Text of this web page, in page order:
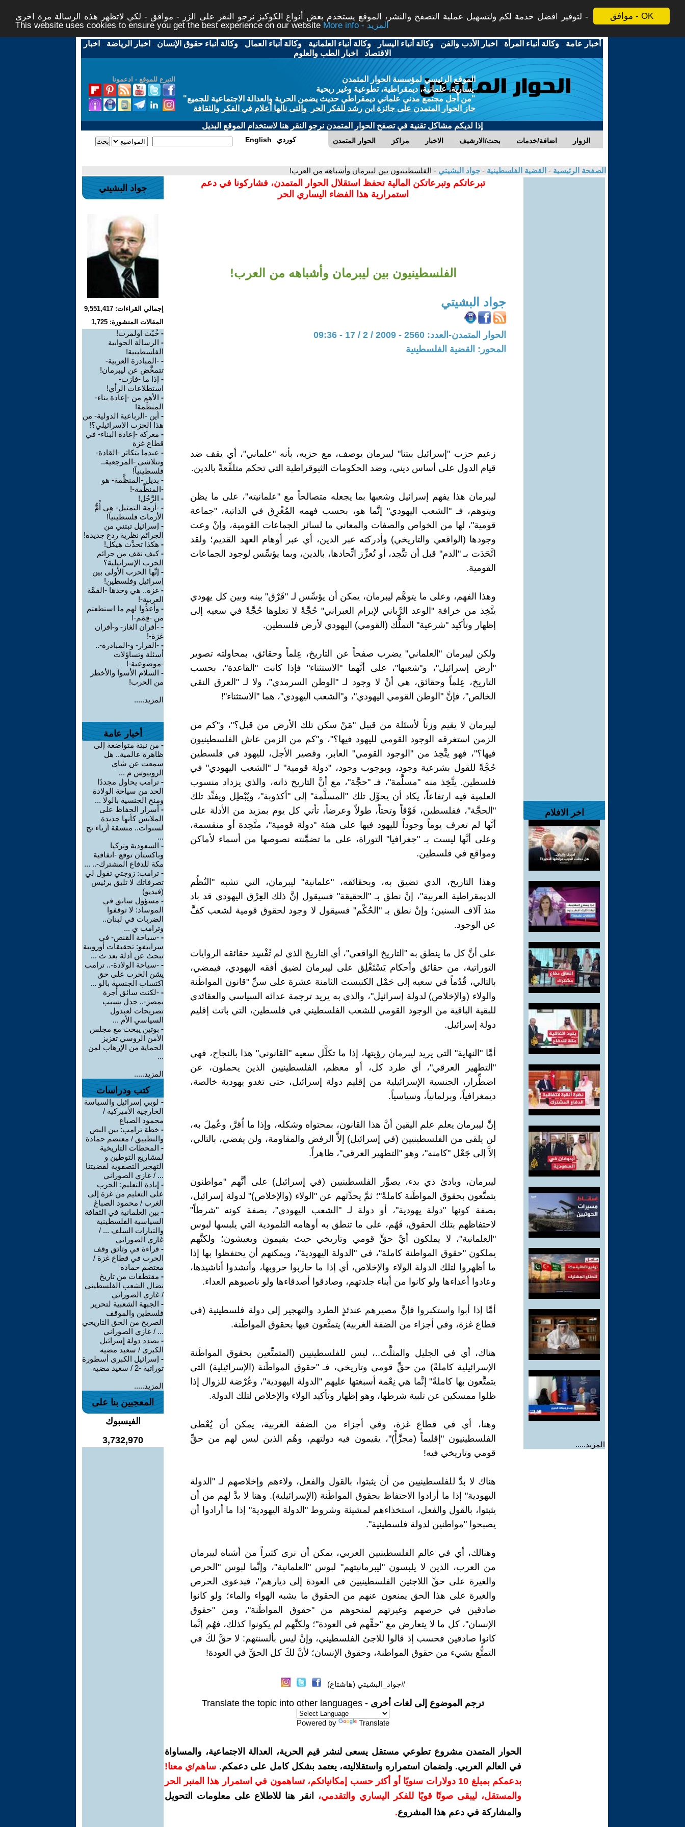
موافق - OK
لتوفير افضل خدمة لكم ولتسهيل عملية التصفح والنشر، الموقع يستخدم بعض أنواع الكوكيز نرجو النقر على الزر - موافق - لكي لاتظهر هذه الرسالة مرة اخرى -
This website uses cookies to ensure you get the best experience on our website
More info - المزيد
أخبار عامة -وكالة أنباء المرأة - اخبار الأدب والفن -وكالة أنباء اليسار -وكالة أنباء العلمانية -وكالة أنباء العمال -وكالة أنباء حقوق الإنسان - اخبار الرياضة - اخبار
الاقتصاد - اخبار الطب والعلوم
التبرع للموقع - ادعمونا
الموقع الرئيسي لمؤسسة الحوار المتمدن
يسارية، علمانية، ديمقراطية، تطوعية وغير ربحية
"من أجل مجتمع مدني علماني ديمقراطي حديث يضمن الحرية والعدالة الاجتماعية للجميع"
حاز الحوار المتمدن على جائزة ابن رشد للفكر الحر والتى نالها أعلام في الفكر والثقافة
إذا لديكم مشاكل تقنية في تصفح الحوار المتمدن نرجو النقر هنا لاستخدام الموقع البديل
الحوار المتمدن مراكز الاخبار بحث/الارشيف اضافة/خدمات الزوار English كوردي
الصفحة الرئيسية - القضية الفلسطينية - جواد البشيتي - الفلسطينيون بين ليبرمان وأشباهه من العرب!
اخر الافلام
المزيد.....
تبرعاتكم وتبرعاتكن المالية تحفظ استقلال الحوار المتمدن، فشاركونا في دعم
استمرارية هذا الفضاء اليساري الحر
الفلسطينيون بين ليبرمان وأشباهه من العرب!
جواد البشيتي
الحوار المتمدن-العدد: 2560 - 2009 / 2 / 17 - 09:36
المحور: القضية الفلسطينية
زعيم حزب "إسرائيل بيتنا" ليبرمان يوصف، مع حزبه، بأنه "علماني"، أي يقف ضد
قيام الدول على أساس ديني، وضد الحكومات الثيوقراطية التي تحكم متلفِّعةً بالدين.
ليبرمان هذا يفهم إسرائيل وشعبها بما يجعله متصالحاً مع "علمانيته"، على ما يظن
ويتوهم، فـ "الشعب اليهودي" إنَّما هو، بحسب فهمه المُغْرِق في الذاتية، "جماعة
قومية"، لها من الخواص والصفات والمعاني ما لسائر الجماعات القومية، وإنْ وعت
وجودها (الواقعي والتاريخي) وأدركته عبر الدين، أي عبر أوهام العهد القديم؛ ولقد
اتَّحَدَت بـ "الدم" قبل أن تتَّحِد، أو تُعزِّز اتِّحادها، بالدين، وبما يؤسِّس لوجود الجماعات
القومية.
وهذا الفهم، وعلى ما يتوهَّم ليبرمان، يمكن أن يؤسِّس لـ "فَرْق" بينه وبين كل يهودي
يتَّخِذ من خرافة "الوعد الرَّباني لإبرام العبراني" حُجَّةً لا تعلوها حُجَّةً في سعيه إلى
إظهار وتأكيد "شرعية" التملُّك (القومي) اليهودي لأرض فلسطين.
ولكن ليبرمان "العلماني" يضرب صفحاً عن التاريخ، عِلماً وحقائق، بمحاولته تصوير
"أرض إسرائيل"، و"شعبها"، على أنَّهما "الاستثناء" فإذا كانت "القاعدة"، بحسب
التاريخ، عِلماً وحقائق، هي أنْ لا وجود لـ "الوطن السرمدي"، ولا لـ "العرق النقي
الخالص"، فإنَّ "الوطن القومي اليهودي"، و"الشعب اليهودي"، هما "الاستثناء"!
ليبرمان لا يقيم وزناً لأسئلة من قبيل "مَنْ سكن تلك الأرض من قبل؟"، و"كم من
الزمن استغرقه الوجود القومي لليهود فيها؟"، و"كم من الزمن عاش الفلسطينيون
فيها؟"، فهو يتَّخِذ من "الوجود القومي" العابر، وقصير الأجل، لليهود في فلسطين
حُجَّةً للقول بشرعية وجود، وبوجوب وجود، "دولة قومية" لـ "الشعب اليهودي" في
فلسطين. يتَّخِذ منه "مسلَّمة"، فـ "حجَّة"، مع أنَّ التاريخ ذاته، والذي يزداد منسوب
العلمية فيه ارتفاعاً، يكاد أن يحوِّل تلك "المسلَّمة" إلى "أكذوبة"، ويُبْطِل ويفنِّد تلك
"الحجَّة"، ففلسطين، فَوْقاً وتحتاً، طولاً وعرضاً، تأتي كل يوم بمزيد من الأدلة على
أنَّها لم تعرف يوماً وجوداً لليهود فيها على هيئة "دولة قومية"، متَّحِدة أو منقسمة،
وعلى أنَّها ليست بـ "جغرافيا" التوراة، على ما تضمَّنته نصوصها من أسماء لأماكن
ومواقع في فلسطين.
وهذا التاريخ، الذي تضيق به، وبحقائقه، "علمانية" ليبرمان، التي تشبه "النُظُم
الديمقراطية العربية"، إنْ نطق بـ "الحقيقة" فسيقول إنَّ ذلك العِرْق اليهودي قد باد
منذ آلاف السنين؛ وإنْ نطق بـ "الحُكْم" فسيقول لا وجود لحقوق قومية لشعب كفَّ
عن الوجود.
على أنَّ كل ما ينطق به "التاريخ الواقعي"، أي التاريخ الذي لم تُفْسِد حقائقه الروايات
التوراتية، من حقائق وأحكام يَسْتَغْلِق على ليبرمان لضيق أفقه اليهودي، فيمضي،
بالتالي، قُدُماً في سعيه إلى حَمْل الكنيست الثامنة عشرة على سنِّ "قانون المواطَنة
والولاء (والإخلاص) لدولة إسرائيل"، والذي به يريد ترجمة عدائه السياسي والعقائدي
للبقية الباقية من الوجود القومي للشعب الفلسطيني في فلسطين، التي باتت إقليم
دولة إسرائيل.
أمَّا "النهاية" التي يريد ليبرمان رؤيتها، إذا ما تكلَّل سعيه "القانوني" هذا بالنجاح، فهي
"التطهير العرقي"، أي طرد كل، أو معظم، الفلسطينيين الذين يحملون، عن
اضطِّرار، الجنسية الإسرائيلية من إقليم دولة إسرائيل، حتى تغدو يهودية خالصة،
ديمغرافياً، وبرلمانياً، وسياسياً.
إنَّ ليبرمان يعلم علم اليقين أنَّ هذا القانون، بمحتواه وشكله، وإذا ما اُقرَّ، وعُمِلَ به،
لن يلقى من الفلسطينيين (في إسرائيل) إلاَّ الرفض والمقاومة، ولن يفضي، بالتالي،
إلاَّ إلى جَعْل "كامنه"، وهو "التطهير العرقي"، ظاهراً.
ليبرمان، وبادئ ذي بدء، يصوِّر الفلسطينيين (في إسرائيل) على أنَّهم "مواطنون
يتمتَّعون بحقوق المواطَنة كاملةً"؛ ثمَّ يحدِّثهم عن "الولاء (والإخلاص)" لدولة إسرائيل،
بصفة كونها "دولة يهودية"، أو دولة لـ "الشعب اليهودي"، بصفة كونه "شرطاً"
لاحتفاظهم بتلك الحقوق، فَهُم، على ما تنطق به أوهامه التلمودية التي يلبسها لبوس
"العلمانية"، لا يملكون أيَّ حقٍّ قومي وتاريخي حيث يقيمون ويعيشون؛ ولكنَّهم
يملكون "حقوق المواطنة كاملة"، في "الدولة اليهودية"، ويمكنهم أن يحتفظوا بها إذا
ما أظهروا لتلك الدولة الولاء والإخلاص، أي إذا ما حاربوا حروبها، وأنشدوا أناشيدها،
وعادوا أعداءها ولو كانوا من أبناء جلدتهم، وصادقوا أصدقاءها ولو ناصبوهم العداء.
أمَّا إذا أبوا واستكبروا فإنَّ مصيرهم عندئذٍ الطرد والتهجير إلى دولة فلسطينية (في
قطاع غزة، وفي أجزاء من الضفة الغربية) يتمتَّعون فيها بحقوق المواطَنة.
هناك، أي في الجليل والمثلَّث..، ليس للفلسطينيين (المتمتِّعين بحقوق المواطَنة
الإسرائيلية كاملةً) من حقٍّ قومي وتاريخي، فـ "حقوق المواطَنة (الإسرائيلية) التي
يتمتَّعون بها كاملةً" إنَّما هي نِعْمة أسبغتها عليهم "الدولة اليهودية"، وعُرْضة للزوال إذا
ظلوا ممسكين عن تلبية شرطها، وهو إظهار وتأكيد الولاء والإخلاص لتلك الدولة.
وهنا، أي في قطاع غزة، وفي أجزاء من الضفة الغربية، يمكن أن يُعْطى
الفلسطينيون "إقليماً (مجزَّأً)"، يقيمون فيه دولتهم، وهُم الذين ليس لهم من حقِّ
قومي وتاريخي فيه!
هناك لا بدَّ للفلسطينيين من أن يثبتوا، بالقول والفعل، ولاءهم وإخلاصهم لـ "الدولة
اليهودية" إذا ما أرادوا الاحتفاظ بحقوق المواطَنة (الإسرائيلية). وهنا لا بدَّ لهم من أن
يثبتوا، بالقول والفعل، استخذاءهم لمشيئة وشروط "الدولة اليهودية" إذا ما أرادوا أن
يصبحوا "مواطنين لدولة فلسطينية".
وهنالك، أي في عالم الفلسطينيين العربي، يمكن أن نرى كثيراً من أشباه ليبرمان
من العرب، الذين لا يلبسون "ليبرمانيتهم" لبوس "العلمانية"، وإنَّما لبوس "الحرص
والغيرة على حقِّ اللاجئين الفلسطينيين في العودة إلى ديارهم"، فبدعوى الحرص
والغيرة على هذا الحق يمنعون عنهم من الحقوق ما يشبه الهواء والماء؛ ولو كانوا
صادقين في حرصهم وغيرتهم لمنحوهم من "حقوق المواطَنة"، ومن "حقوق
الإنسان"، كل ما لا يتعارض مع "حقِّهم في العودة"؛ ولكنَّهم لم يكونوا كذلك، فهُم إنَّما
كانوا صادقين فحسب إذ قالوا للاجئ الفلسطيني، وإنْ ليس بألسنتهم: لا حقَّ لكَ في
التمتُّع بشيء من حقوق المواطنة، وحقوق الإنسان؛ لأنَّ لكَ كل الحقِّ في العودة!
#جواد_البشيتي (هاشتاغ)
ترجم الموضوع إلى لغات أخرى - Translate the topic into other languages
Powered by Translate
الحوار المتمدن مشروع تطوعي مستقل يسعى لنشر قيم الحرية، العدالة الاجتماعية، والمساواة
في العالم العربي. ولضمان استمراره واستقلاليته، يعتمد بشكل كامل على دعمكم. ساهم/ي معنا!
بدعمكم بمبلغ 10 دولارات سنويًا أو أكثر حسب إمكانياتكم، تساهمون في استمرار هذا المنبر الحر
والمستقل، ليبقى صوتًا قويًا للفكر اليساري والتقدمي،
انقر هنا للاطلاع على معلومات التحويل
والمشاركة في دعم هذا المشروع.
جواد البشيتي
إجمالي القراءات: 9,551,417
المقالات المنشورة: 1,725
- خُبْث اولمرت!
- الرسالة الجوابية
الفلسطينية!
- -المبادرة العربية-
تتمخَّض عن ليبرمان!
- إذا ما -فازت-
استطلاعات الرأي!
- الأهم من -إعادة بناء-
المنظَّمة!
- أين -الرباعية الدولية- من
هذا الحزب الإسرائيلي؟!
- معركة -إعادة البناء- في
قطاع غزة
- عندما يتكاثر -القادة-
وتتلاشى -المرجعية..
فلسطينياً!
- بديل -المنظَّمة- هو
-المنظَّمة-!
- الرَّجُل!
- -أزمة التمثيل- هي أُمُّ
الأزمات فلسطينياً!
- إسرائيل تبتني من
الجرائم نظرية ردع جديدة!
- هكذا تحدَّث هيكل!
-كيف نقف من جرائم
الحرب الإسرائيلية؟
- إنَّها الحرب الأولى بين
إسرائيل وفلسطين!
- غزة.. هي وحدها -القمَّة
العربية-!
- وأعدُّوا لهم ما استطعتم
من -قِمَم-!
- -أفران الغاز- و-أفران
غزة-!
- -القرار- و-المبادرة-..
أسئلة وتساؤلات
-موضوعية-!
- السلام الأسوأ والأخطر
من الحرب!
المزيد.....
أخبار عامة
- من نبتة متواضعة إلى
ظاهرة عالمية.. هل
سمعت عن شاي
الروبيوس م ...
- ترامب يحاول مجددًا
الحد من سياحة الولادة
ومنح الجنسية بالولا ...
- أسرار الحفاظ على
الملابس كأنها جديدة
لسنوات.. منسقة أزياء تج
...
- السعودية وتركيا
وباكستان توقع -اتفاقية
مكة للدفاع المشترك-.. ...
- ترامب: زوجتي تقول لي
تصرفاتك لا تليق برئيس
(فيديو)
- مسؤول سابق في
الموساد: لا توقفوا
الضربات في لبنان..
وترامب ي ...
- -سياحة القنص- في
سراييفو: تحقيقات أوروبية
تبحث عن أدلة بعد ث ...
- -سياحة الولادة-.. ترامب
يشن الحرب على حق
اكتساب الجنسية بالو ...
- -لكنت سائق أجرة
بمصر-.. جدل بسبب
تصريحات لعبدول
السياسي الأم ...
- بوتين يبحث مع مجلس
الأمن الروسي تعزيز
الحماية من الإرهاب لمن
...
المزيد.....
كتب ودراسات
- لوبي إسرائيل والسياسة
الخارجية الأميركية /
محمود الصباغ
- خطة ترامب: بين النص
والتطبيق / معتصم حمادة
- المحطات التاريخية
لمشاريع التوطين و
التهجير التصفوية لقضيتنا
... / غازي الصوراني
- إبادة التعليم: الحرب
على التعليم من غزة إلى
الغرب / محمود الصباغ
- بين العلمانية في الثقافة
السياسية الفلسطينية
والتيارات السلف ... /
غازي الصوراني
- قراءة في وثائق وقف
الحرب في قطاع غزة /
معتصم حمادة
- مقتطفات من تاريخ
نضال الشعب الفلسطيني
/ غازي الصوراني
- الجبهة الشعبية لتحرير
فلسطين والموقف
الصريح من الحق التاريخي
... / غازي الصوراني
- بصدد دولة إسرائيل
الكبرى / سعيد مضيه
- إسرائيل الكبرى أسطورة
توراتية -2 / سعيد مضيه
المزيد.....
المعجبين بنا على
الفيسبوك
3,732,970